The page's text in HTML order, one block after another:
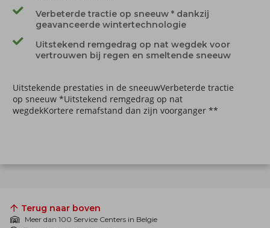
Verbeterde tractie op sneeuw * dankzij
geavanceerde wintertechnologie
Uitstekend remgedrag op nat wegdek voor
vertrouwen bij regen en smeltende sneeuw
Uitstekende prestaties in de sneeuwVerbeterde tractie
op sneeuw *Uitstekend remgedrag op nat
wegdekKortere remafstand dan zijn voorganger **
Terug naar boven
Meer dan 100 Service Centers in Belgie